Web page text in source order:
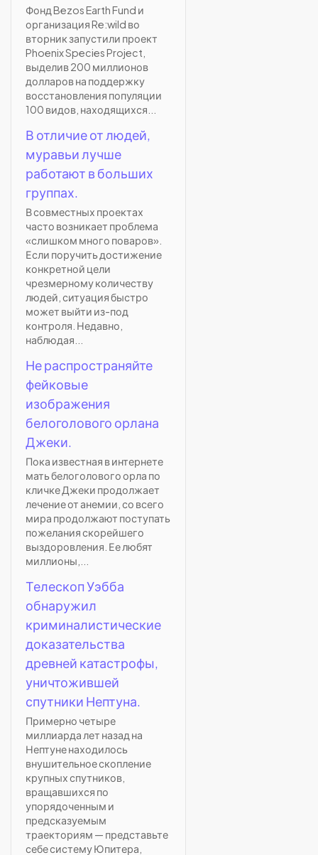
Фонд Bezos Earth Fund и
организация Re:wild во
вторник запустили проект
Phoenix Species Project,
выделив 200 миллионов
долларов на поддержку
восстановления популяции
100 видов, находящихся...
В отличие от людей,
муравьи лучше
работают в больших
группах.
В совместных проектах
часто возникает проблема
«слишком много поваров».
Если поручить достижение
конкретной цели
чрезмерному количеству
людей, ситуация быстро
может выйти из-под
контроля. Недавно,
наблюдая...
Не распространяйте
фейковые
изображения
белоголового орлана
Джеки.
Пока известная в интернете
мать белоголового орла по
кличке Джеки продолжает
лечение от анемии, со всего
мира продолжают поступать
пожелания скорейшего
выздоровления. Ее любят
миллионы,...
Телескоп Уэбба
обнаружил
криминалистические
доказательства
древней катастрофы,
уничтожившей
спутники Нептуна.
Примерно четыре
миллиарда лет назад на
Нептуне находилось
внушительное скопление
крупных спутников,
вращавшихся по
упорядоченным и
предсказуемым
траекториям — представьте
себе систему Юпитера,